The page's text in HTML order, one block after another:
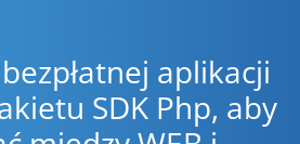
aplikacji
SDK Php, aby